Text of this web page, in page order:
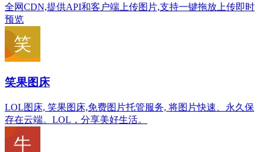
全网CDN,提供API和客户端上传图片,支持一键拖放上传即时
预览
笑果图床
LOL图床, 笑果图床,免费图片托管服务, 将图片快速、永久保
存在云端。LOL，分享美好生活。